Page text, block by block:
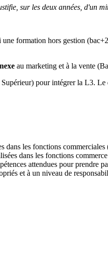
sur les deux années, d'un
formation hors gestion
au marketing et à la vente
pour intégrer la L3.
dans les fonctions
dans les fonctions
attendues pour
et à un niveau de